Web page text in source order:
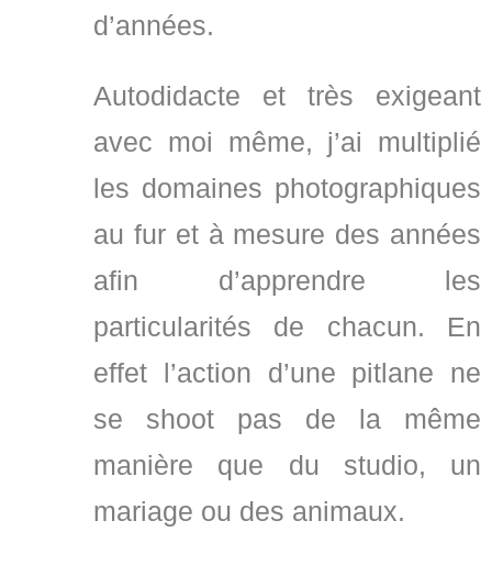
d’années.
Autodidacte et très exigeant
avec moi même, j’ai multiplié
les domaines photographiques
au fur et à mesure des années
afin d’apprendre les
particularités de chacun. En
effet l’action d’une pitlane ne
se shoot pas de la même
manière que du studio, un
mariage ou des animaux.